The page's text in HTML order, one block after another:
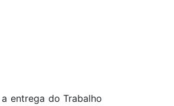
entrega do Trabalho